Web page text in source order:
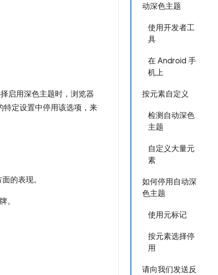
动深色主题
使用开发者工
具
在 Android 手
机上
按元素自定义
检测自动深色
主题
自定义大量元
素
如何停用自动深
色主题
使用元标记
按元素选择停
用
请向我们发送反
启用深色主题时，浏览器
定设置中停用该选项，来
的表现。
。